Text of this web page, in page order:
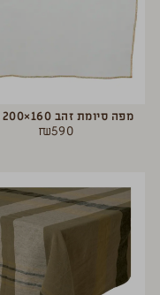
מפה סיומת זהב 160×200 ס״מ
₪590